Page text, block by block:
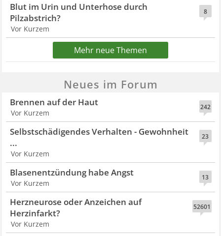
8
Blut im Urin und Unterhose durch
Pilzabstrich?
Vor Kurzem
Mehr neue Themen
Neues im Forum
242
Brennen auf der Haut
Vor Kurzem
23
Selbstschädigendes Verhalten - Gewohnheit
...
Vor Kurzem
13
Blasenentzündung habe Angst
Vor Kurzem
52601
Herzneurose oder Anzeichen auf
Herzinfarkt?
Vor Kurzem